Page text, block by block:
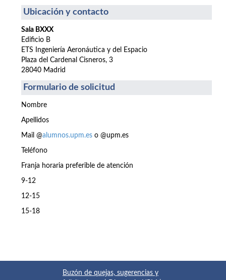
Ubicación y contacto
Sala BXXX
Edificio B
ETS Ingeniería Aeronáutica y del Espacio
Plaza del Cardenal Cisneros, 3
28040 Madrid
Formulario de solicitud
Nombre
Apellidos
Mail @alumnos.upm.es o @upm.es
Teléfono
Franja horaria preferible de atención
9-12
12-15
15-18
Buzón de quejas, sugerencias y